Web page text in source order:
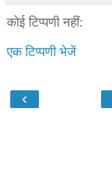
कोई टिप्पणी नहीं:
एक टिप्पणी भेजें
‹